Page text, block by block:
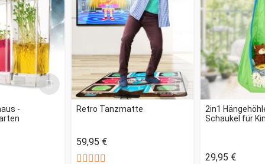
-
Retro Tanzmatte
59,95 €
2in1
Schaukel für
29,95 €